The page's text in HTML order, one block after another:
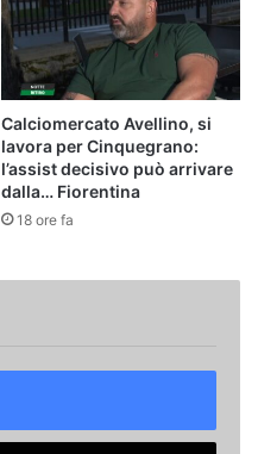
Calciomercato Avellino, si
lavora per Cinquegrano:
l’assist decisivo può arrivare
dalla… Fiorentina
18 ore fa